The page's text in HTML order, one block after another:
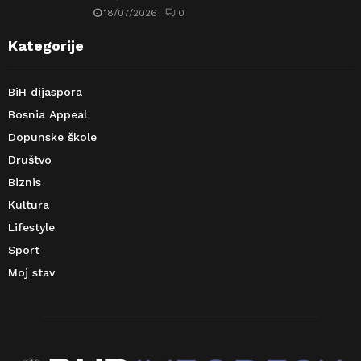
18/07/2026 0
Kategorije
BiH dijaspora
Bosnia Appeal
Dopunske škole
Društvo
Biznis
Kultura
Lifestyle
Sport
Moj stav